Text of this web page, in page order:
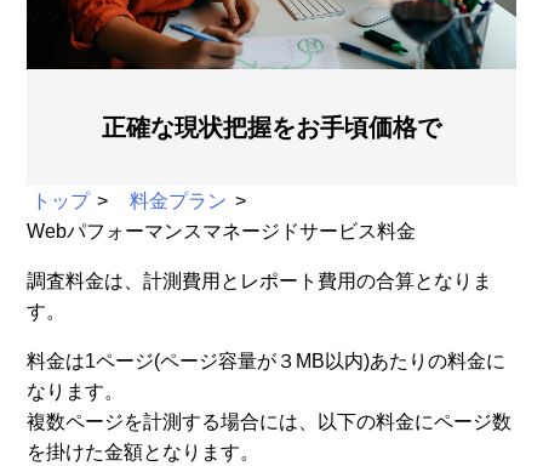
正確な現状把握をお手頃価格で
トップ
料金プラン
Webパフォーマンスマネージドサービス料金
調査料金は、計測費用とレポート費用の合算となりま
す。
料金は1ページ(ページ容量が３MB以内)あたりの料金に
なります。
複数ページを計測する場合には、以下の料金にページ数
を掛けた金額となります。